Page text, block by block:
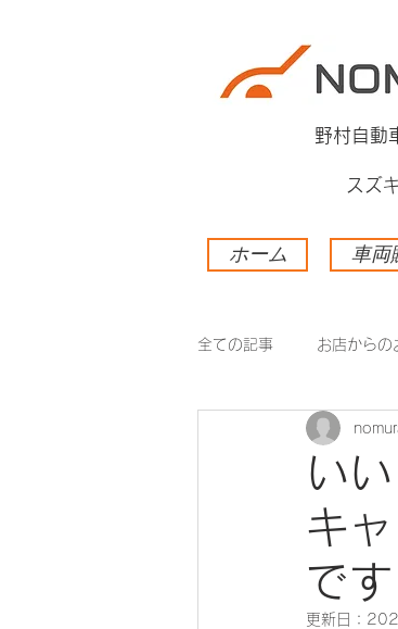
野村自動
スズ
ホーム 車両
全ての記事 お店からの
い
キ
です
更新日：